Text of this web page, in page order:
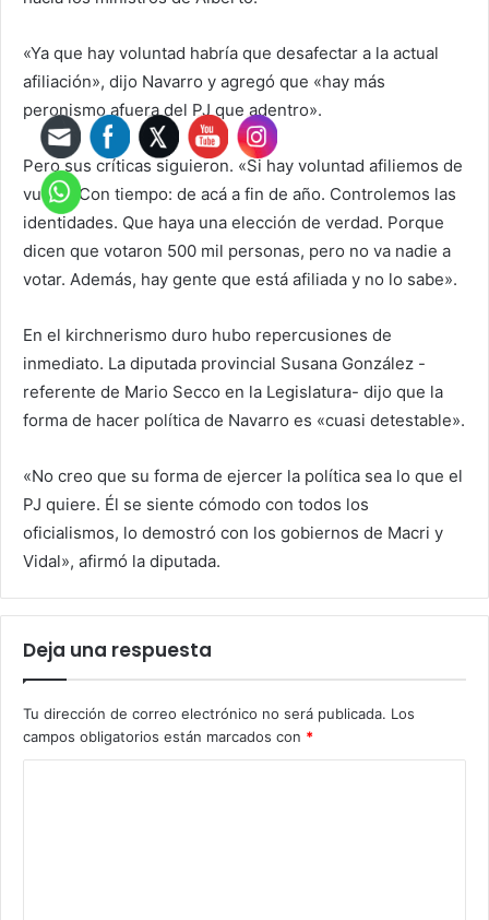
«Ya que hay voluntad habría que desafectar a la actual
afiliación», dijo Navarro y agregó que «hay más
peronismo afuera del PJ que adentro».
Pero sus críticas siguieron. «Si hay voluntad afiliemos de
vuelta. Con tiempo: de acá a fin de año. Controlemos las
identidades. Que haya una elección de verdad. Porque
dicen que votaron 500 mil personas, pero no va nadie a
votar. Además, hay gente que está afiliada y no lo sabe».
En el kirchnerismo duro hubo repercusiones de
inmediato. La diputada provincial Susana González -
referente de Mario Secco en la Legislatura- dijo que la
forma de hacer política de Navarro es «cuasi detestable».
«No creo que su forma de ejercer la política sea lo que el
PJ quiere. Él se siente cómodo con todos los
oficialismos, lo demostró con los gobiernos de Macri y
Vidal», afirmó la diputada.
Deja una respuesta
Tu dirección de correo electrónico no será publicada. Los
campos obligatorios están marcados con *